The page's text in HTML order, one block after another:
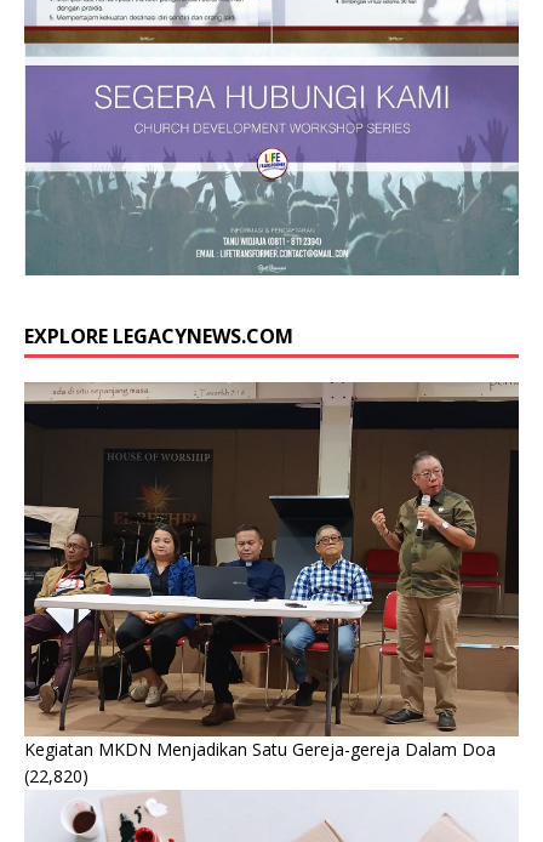
EXPLORE LEGACYNEWS.COM
Kegiatan MKDN Menjadikan Satu Gereja-gereja Dalam Doa
(22,820)